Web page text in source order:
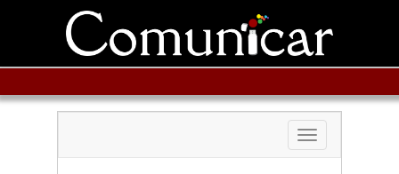
Toggle
navigation